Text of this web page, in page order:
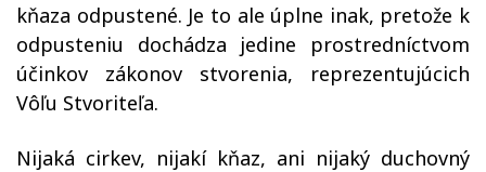
kňaza odpustené. Je to ale úplne inak, pretože k
odpusteniu dochádza jedine prostredníctvom
účinkov zákonov stvorenia, reprezentujúcich
Vôľu Stvoriteľa.
Nijaká cirkev, nijakí kňaz, ani nijaký duchovný